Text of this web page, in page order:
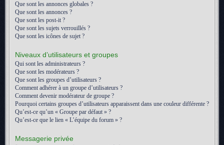
Que sont les annonces globales ?
Que sont les annonces ?
Que sont les post-it ?
Que sont les sujets verrouillés ?
Que sont les icônes de sujet ?
Niveaux d’utilisateurs et groupes
Qui sont les administrateurs ?
Que sont les modérateurs ?
Que sont les groupes d’utilisateurs ?
Comment adhérer à un groupe d’utilisateurs ?
Comment devenir modérateur de groupe ?
Pourquoi certains groupes d’utilisateurs apparaissent dans une couleur différente ?
Qu’est-ce qu’un « Groupe par défaut » ?
Qu’est-ce que le lien « L’équipe du forum » ?
Messagerie privée